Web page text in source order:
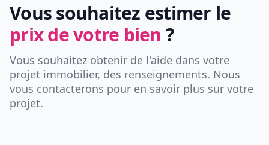
Vous souhaitez estimer le
prix de votre bien ?
Vous souhaitez obtenir de l'aide dans votre
projet immobilier, des renseignements. Nous
vous contacterons pour en savoir plus sur votre
projet.